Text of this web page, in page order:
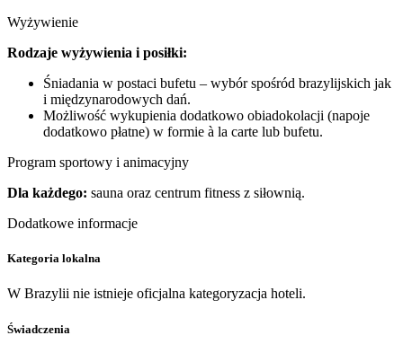
Wyżywienie
Rodzaje wyżywienia i posiłki:
Śniadania w postaci bufetu – wybór spośród brazylijskich jak
i międzynarodowych dań.
Możliwość wykupienia dodatkowo obiadokolacji (napoje
dodatkowo płatne) w formie à la carte lub bufetu.
Program sportowy i animacyjny
Dla każdego: sauna oraz centrum fitness z siłownią.
Dodatkowe informacje
Kategoria lokalna
W Brazylii nie istnieje oficjalna kategoryzacja hoteli.
Świadczenia